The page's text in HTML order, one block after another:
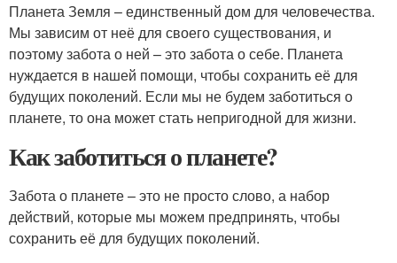
Планета Земля – единственный дом для человечества.
Мы зависим от неё для своего существования, и
поэтому забота о ней – это забота о себе. Планета
нуждается в нашей помощи, чтобы сохранить её для
будущих поколений. Если мы не будем заботиться о
планете, то она может стать непригодной для жизни.
Как заботиться о планете?
Забота о планете – это не просто слово, а набор
действий, которые мы можем предпринять, чтобы
сохранить её для будущих поколений.